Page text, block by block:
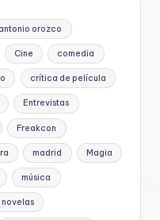
antonio orozco
Cine comedia
crítica de película
Entrevistas
Freakcon
madrid Magia
música
novelas